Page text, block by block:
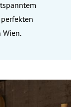
Wien.